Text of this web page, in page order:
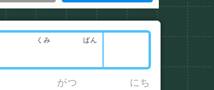
くみ ばん
がつ にち